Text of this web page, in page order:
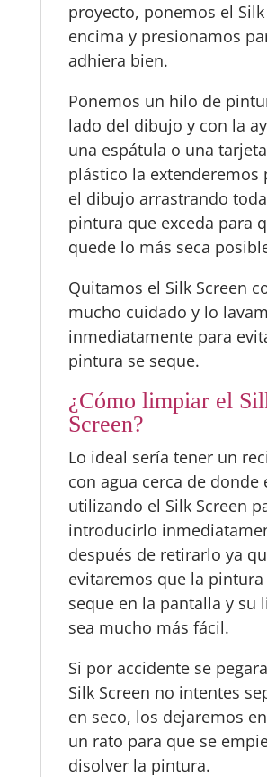
proyecto, ponemos el Silk
encima y presionamos
adhiera bien.
Ponemos un hilo de
lado del dibujo y con la
una espátula o una
plástico la extenderemos
el dibujo arrastrando
pintura que exceda para
quede lo más seca
Quitamos el Silk Screen
mucho cuidado y lo
inmediatamente para
pintura se seque.
¿Cómo limpiar el
Screen?
Lo ideal sería tener un
con agua cerca de donde
utilizando el Silk Screen
introducirlo
después de retirarlo ya
evitaremos que la pintura
seque en la pantalla y su
sea mucho más fácil.
Si por accidente se
Silk Screen no intentes
en seco, los dejaremos
un rato para que se
disolver la pintura.